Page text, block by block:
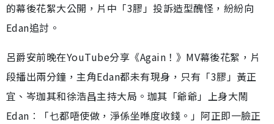
的幕後花絮大公開，片中「3膠」投訴造型醜怪，紛紛向
Edan追討。
呂爵安前晚在YouTube分享《Again！》MV幕後花絮，片
段播出兩分鐘，主角Edan都未有現身，只有「3膠」黃正
宜、岑珈其和徐浩昌主持大局。珈其「爺爺」上身大鬧
Edan︰「乜都唔使做，淨係坐喺度收錢。」阿正即一臉正